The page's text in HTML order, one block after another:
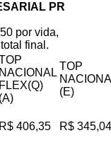
PR
por vida,
final.
NACIONAL
FLEX(Q)
(A)
TOP
(E)
R$ 406,35 R$ 345,04